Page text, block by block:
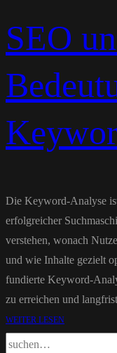
SEO
Die Keyword-Analyse
erfolgreicher
verstehen, wonach
und wie Inhalte gezielt
fundierte Keyword-
zu erreichen und
WEITER LESEN